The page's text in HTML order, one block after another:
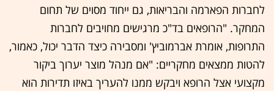
לחברות הפארמה והבריאות, גם ייחוד מסוים של תחום
המחקר. "הרופאים בד"כ מרגישים מחויבים לחברות
התרופות, אומרת אברמוביץ' ומסבירה כיצד הדבר יכול, כאמור,
להטות ממצאים מחקריים: "אם מנהל מוצר יערוך ביקור
מקצועי אצל הרופא ויבקש ממנו להעריך באיזו תדירות הוא